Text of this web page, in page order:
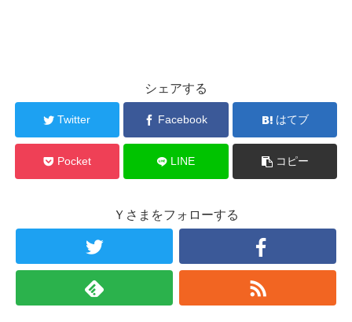
シェアする
Twitter Facebook はてブ
Pocket LINE コピー
Ｙさまをフォローする